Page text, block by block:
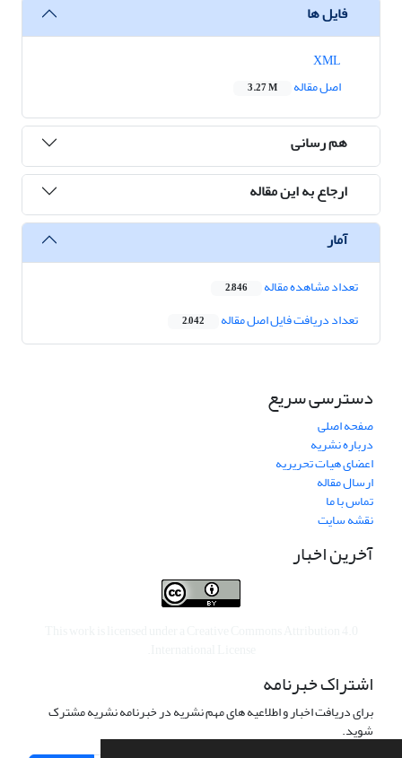
فایل ها
اصل مقاله
3.27 M
هم رسانی
ارجاع به این مقاله
آمار
تعداد مشاهده مقاله 2,846
تعداد دریافت فایل اصل مقاله 2,042
دسترسی سریع
صفحه اصلی
درباره نشریه
اعضای هیات تحریریه
ارسال مقاله
تماس با ما
نقشه سایت
آخرین اخبار
اشتراک خبرنامه
برای دریافت اخبار و اطلاعیه های مهم نشریه در خبرنامه نشریه مشترک
شوید.